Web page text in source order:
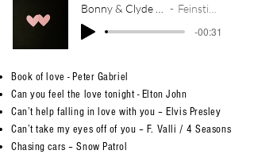
Book of love - Peter Gabriel
Can you feel the love tonight - Elton John
Can’t help falling in love with you – Elvis Presley
Can’t take my eyes off of you – F. Valli / 4 Seasons
Chasing cars – Snow Patrol
Feinstimmig Cover
-00:31